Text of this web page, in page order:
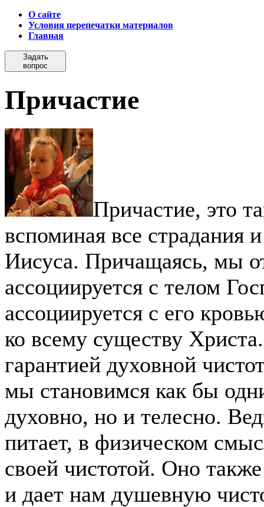
О сайте
Условия перепечатки материалов
Главная
Задать
вопрос
Причастие
Причастие, это
вспоминая все страдания
Иисуса. Причащаясь, мы
ассоциируется с телом
ассоциируется с его
ко всему существу
гарантией духовной
мы становимся как бы
духовно, но и телесно.
питает, в физическом
своей чистотой. Оно
и дает нам душевную